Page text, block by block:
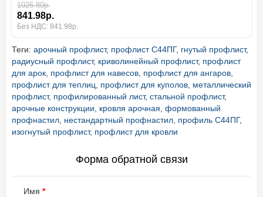
1026.80р.
841.98р.
Без НДС: 841.98р.
Теги: арочный профлист, профлист С44ПГ, гнутый профлист,
радиусный профлист, криволинейный профлист, профлист
для арок, профлист для навесов, профлист для ангаров,
профлист для теплиц, профлист для куполов, металлический
профлист, профилированный лист, стальной профлист,
арочные конструкции, кровля арочная, формованный
профнастил, нестандартный профнастил, профиль С44ПГ,
изогнутый профлист, профлист для кровли
Форма обратной связи
Имя